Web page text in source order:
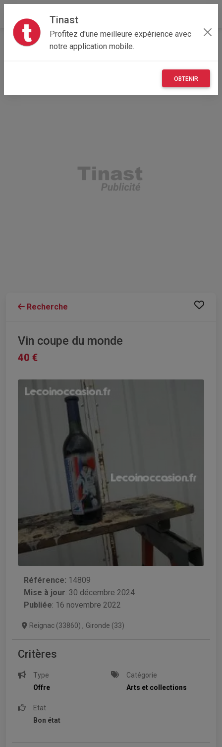
Tinast
Profitez d'une meilleure expérience avec
notre application mobile.
OBTENIR
Accueil Loisirs Nouvelle-Aquitaine
Recherche
Vin coupe du monde
40 €
Référence: 14809
Mise à jour: 30 décembre 2024
Publiée: 16 novembre 2022
Reignac (33860) , Gironde (33)
Critères
Type
Offre
Catégorie
Arts et collections
Etat
Bon état